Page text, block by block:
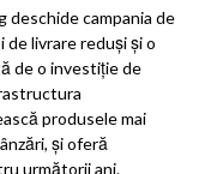
deschide campania de
livrare reduși și o
de o investiție de
produsele mai
și oferă
următorii ani.